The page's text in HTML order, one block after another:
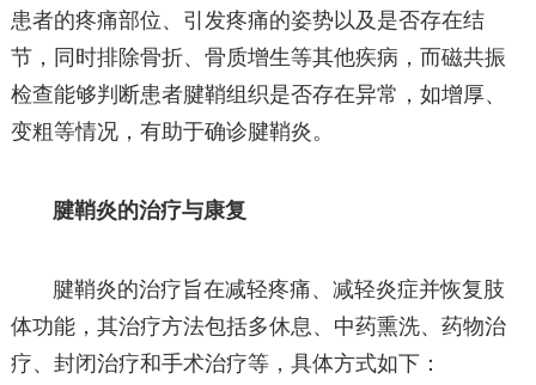
患者的疼痛部位、引发疼痛的姿势以及是否存在结
节，同时排除骨折、骨质增生等其他疾病，而磁共振
检查能够判断患者腱鞘组织是否存在异常，如增厚、
变粗等情况，有助于确诊腱鞘炎。
腱鞘炎的治疗与康复
腱鞘炎的治疗旨在减轻疼痛、减轻炎症并恢复肢
体功能，其治疗方法包括多休息、中药熏洗、药物治
疗、封闭治疗和手术治疗等，具体方式如下：